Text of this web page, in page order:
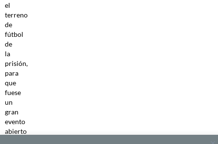
el
terreno
de
fútbol
de
la
prisión,
para
que
fuese
un
gran
evento
abierto